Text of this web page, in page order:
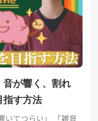
音が響く、割れ
す方法
いてつらい」 「雑音